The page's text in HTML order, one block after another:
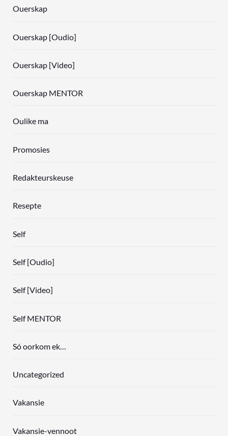
Ouerskap
Ouerskap [Oudio]
Ouerskap [Video]
Ouerskap MENTOR
Oulike ma
Promosies
Redakteurskeuse
Resepte
Self
Self [Oudio]
Self [Video]
Self MENTOR
Só oorkom ek…
Uncategorized
Vakansie
Vakansie-vennoot